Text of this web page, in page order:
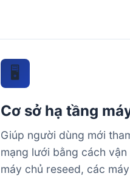
🖥️
Cơ sở hạ tầng
Giúp người dùng mới
mạng lưới bằng cách vận
máy chủ reseed, các